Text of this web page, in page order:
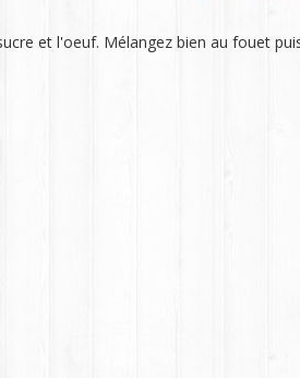
et l'oeuf. Mélangez bien au fouet